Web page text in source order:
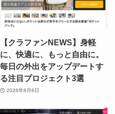
【クラファンNEWS】身軽
に、快適に、もっと自由に。
毎日の外出をアップデートす
る注目プロジェクト3選
2026年8月6日